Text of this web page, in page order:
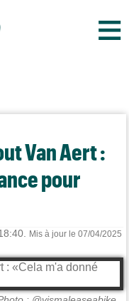
≡
Van Aert :
pour
Mis à jour le 07/04/2025